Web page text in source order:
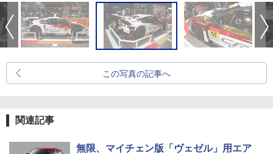
この写真の記事へ
関連記事
無限、マイチェン版「ヴェゼル」用エア